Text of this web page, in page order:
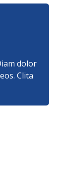
dolor
Clita